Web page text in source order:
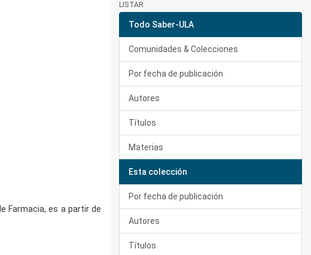
Farmacia, es a partir de
LISTAR
Todo Saber-ULA
Comunidades & Colecciones
Por fecha de publicación
Autores
Títulos
Materias
Esta colección
Por fecha de publicación
Autores
Títulos